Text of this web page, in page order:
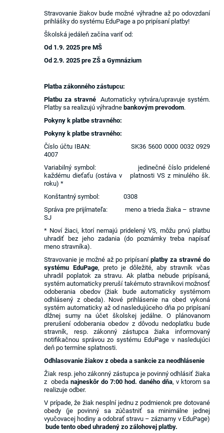
Stravovanie žiakov bude možné výhradne až po odovzdaní
prihlášky do systému EduPage a po pripísaní platby!
Školská jedáleň začína variť od:
Od 1.9. 2025 pre MŠ
Od 2.9. 2025 pre ZŠ a Gymnázium
Platba zákonného zástupcu:
Platbu za stravnéAutomaticky vytvára/upravuje systém.
Platby sa realizujú výhradne bankovým prevodom.
Pokyny k platbe stravného:
Pokyny k platbe stravného:
Číslo účtu IBAN: SK36 5600 0000 0032 0929
4007
Variabilný symbol: jedinečné číslo pridelené
každému dieťaťu (ostáva v platnosti VS z minulého šk.
roku) *
Konštantný symbol: 0308
Správa pre prijímateľa: meno a trieda žiaka – stravne
SJ
* Noví žiaci, ktorí nemajú pridelený VS, môžu prvú platbu
uhradiť bez jeho zadania (do poznámky treba napísať
meno stravníka).
Stravovanie je možné až po pripísaní platby za stravné do
systému EduPage, preto je dôležité, aby stravník včas
uhradil poplatok za stravu. Ak platba nebude pripísaná,
systém automaticky preruší takémuto stravníkovi možnosť
odoberania obedov (žiak bude automaticky systémom
odhlásený z obeda). Nové prihlásenie na obed vykoná
systém automaticky až od nasledujúceho dňa po pripísaní
dlžnej sumy na účet školskej jedálne. O plánovanom
prerušení odoberania obedov z dôvodu nedoplatku bude
stravník, resp. zákonný zástupca žiaka informovaný
notifikačnou správou zo systému EduPage v nasledujúci
deň po termíne splatnosti.
Odhlasovanie žiakov z obeda a sankcie za neodhlásenie
Žiak resp. jeho zákonný zástupca je povinný odhlásiť žiaka
z obedanajneskôr do 7:00 hod. daného dňa, v ktorom sa
realizuje odber.
V prípade, že žiak nesplní jednu z podmienok pre dotované
obedy (je povinný sa zúčastniť sa minimálne jednej
vyučovacej hodiny a odobrať stravu – záznamy v EduPage)
bude tento obed uhradený zo zálohovej platby.